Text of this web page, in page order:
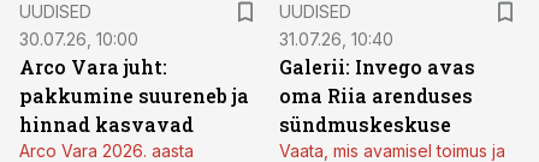
UUDISED
30.07.26, 10:00
Arco Vara juht:
pakkumine suureneb ja
hinnad kasvavad
Arco Vara 2026. aasta
UUDISED
31.07.26, 10:40
Galerii: Invego avas
oma Riia arenduses
sündmuskeskuse
Vaata, mis avamisel toimus ja